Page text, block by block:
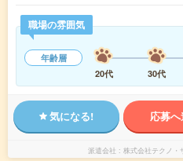
職場の雰囲気
年齢層
20代
30代
気になる! 応募
派遣会社 株式会社テクノ・